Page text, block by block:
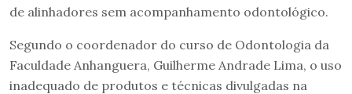
de alinhadores sem acompanhamento odontológico.
Segundo o coordenador do curso de Odontologia da
Faculdade Anhanguera, Guilherme Andrade Lima, o uso
inadequado de produtos e técnicas divulgadas na